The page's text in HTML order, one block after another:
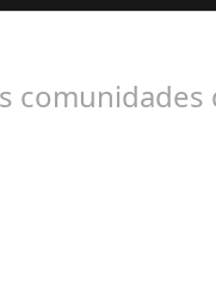
comunidades